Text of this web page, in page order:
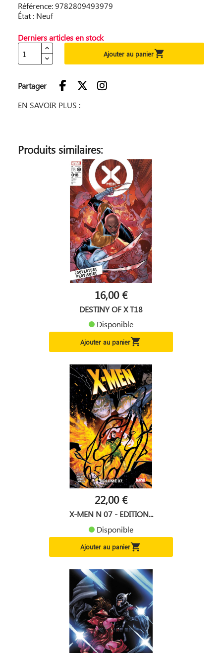
Référence: 9782809493979
État : Neuf
Derniers articles en stock
Ajouter au panier
Partager
EN SAVOIR PLUS :
Produits similaires:
16,00 €
DESTINY OF X T18
Disponible
Ajouter au panier
22,00 €
X-MEN N 07 - EDITION...
Disponible
Ajouter au panier